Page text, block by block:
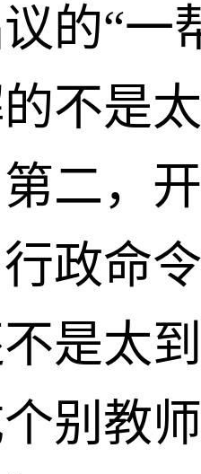
的“一
不是
二，
政命
是太
别教